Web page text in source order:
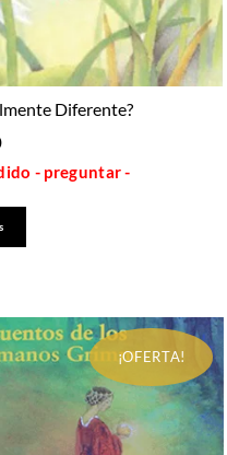
Diferente?
- preguntar -
¡OFERTA!